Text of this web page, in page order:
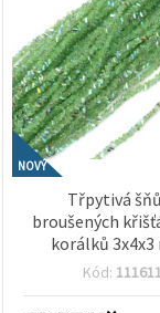
NOVÝ
Třpytivá
broušených
korálků 3x4x3
průvlek 1 mm –
Kód: 111611